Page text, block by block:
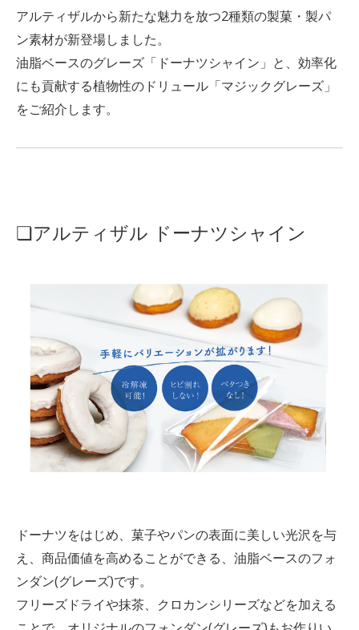
アルティザルから新たな魅力を放つ2種類の製菓・製パ
ン素材が新登場しました。
油脂ベースのグレーズ「ドーナツシャイン」と、効率化
にも貢献する植物性のドリュール「マジックグレーズ」
をご紹介します。
❏アルティザル ドーナツシャイン
ドーナツをはじめ、菓子やパンの表面に美しい光沢を与
え、商品価値を高めることができる、油脂ベースのフォ
ンダン(グレーズ)です。
フリーズドライや抹茶、クロカンシリーズなどを加える